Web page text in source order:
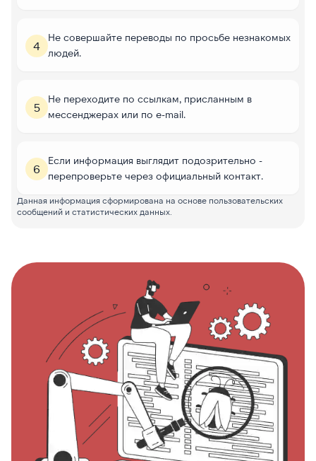
4
Не совершайте переводы по просьбе незнакомых
людей.
5
Не переходите по ссылкам, присланным в
мессенджерах или по e-mail.
6
Если информация выглядит подозрительно -
перепроверьте через официальный контакт.
Данная информация сформирована на основе пользовательских
сообщений и статистических данных.